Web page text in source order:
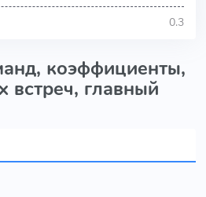
0.3
коэффициенты,
встреч, главный